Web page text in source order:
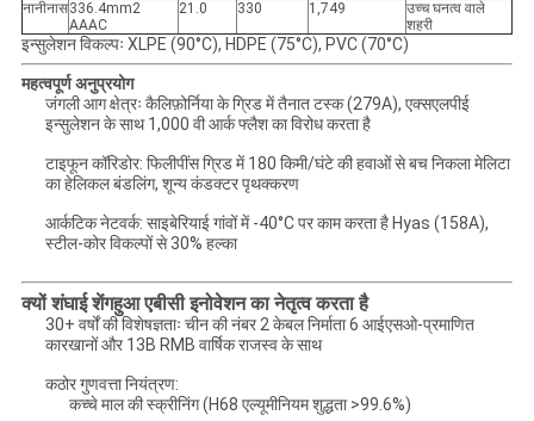
नानीनास336.4mm2
AAAC
21.0 330 1,749
उच्च घनत्व वाले
शहरी
इन्सुलेशन विकल्पः XLPE (90°C), HDPE (75°C), PVC (70°C)
महत्वपूर्ण अनुप्रयोग
जंगली आग क्षेत्रः कैलिफ़ोर्निया के ग्रिड में तैनात टस्क (279A), एक्सएलपीई
इन्सुलेशन के साथ 1,000 वी आर्क फ्लैश का विरोध करता है
टाइफून कॉरिडोर: फिलीपींस ग्रिड में 180 किमी/घंटे की हवाओं से बच निकला मेलिटा
का हेलिकल बंडलिंग, शून्य कंडक्टर पृथक्करण
आर्कटिक नेटवर्क: साइबेरियाई गांवों में -40°C पर काम करता है Hyas (158A),
स्टील-कोर विकल्पों से 30% हल्का
क्यों शंघाई शेंगहुआ एबीसी इनोवेशन का नेतृत्व करता है
30+ वर्षों की विशेषज्ञताः चीन की नंबर 2 केबल निर्माता 6 आईएसओ-प्रमाणित
कारखानों और 13B RMB वार्षिक राजस्व के साथ
कठोर गुणवत्ता नियंत्रण:
कच्चे माल की स्क्रीनिंग (H68 एल्यूमीनियम शुद्धता >99.6%)